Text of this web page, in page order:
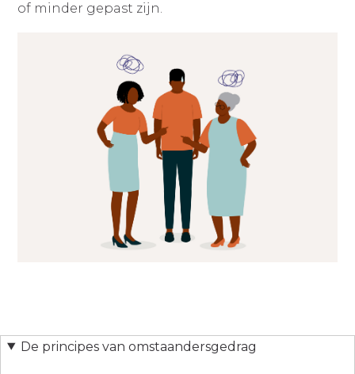
of minder gepast zijn.
De principes van omstaandersgedrag